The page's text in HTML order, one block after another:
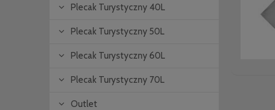
Plecak Turystyczny 40L
Plecak Turystyczny 50L
Plecak Turystyczny 60L
Plecak Turystyczny 70L
Outlet